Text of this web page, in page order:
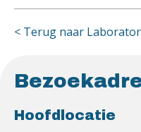
< Terug naar
Hoofdlocatie